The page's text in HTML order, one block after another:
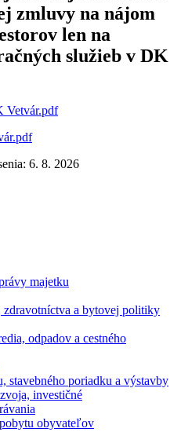
zmluvy na nájom
len na
služieb v DK
Vetvár.pdf
6. 8. 2026
majetku
zdravotníctva a bytovej politiky
odpadov a cestného
stavebného poriadku a výstavby
investičné
obyvateľov